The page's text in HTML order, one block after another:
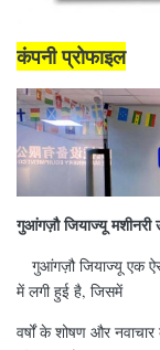
कंपनी प्रोफाइल
गुआंगज़ौ जियाज्यू
गुआंगज़ौ जियाज्यू एक
में लगी हुई है, जिसमें
वर्षों के शोषण और